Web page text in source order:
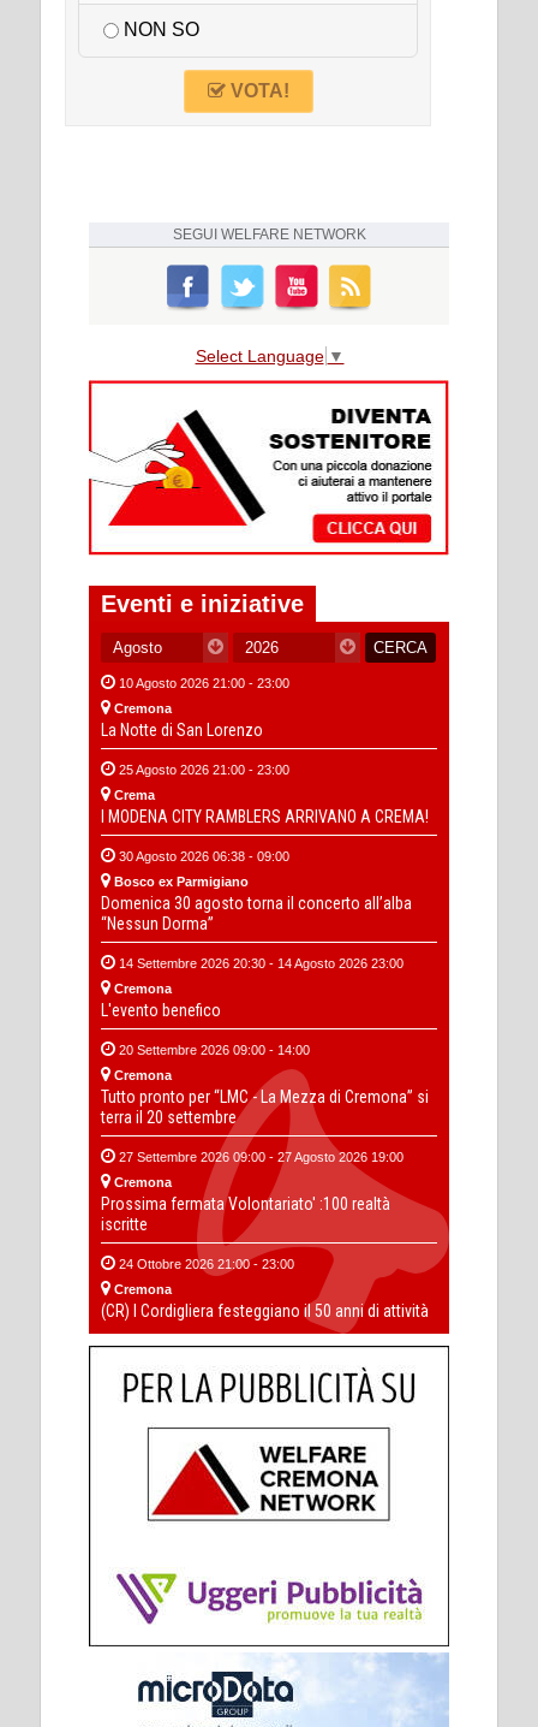
NON SO
VOTA!
SEGUI WELFARE NETWORK
Select Language ▼
Eventi e iniziative
10 Agosto 2026 21:00 - 23:00
Cremona
La Notte di San Lorenzo
25 Agosto 2026 21:00 - 23:00
Crema
I MODENA CITY RAMBLERS ARRIVANO A CREMA!
30 Agosto 2026 06:38 - 09:00
Bosco ex Parmigiano
Domenica 30 agosto torna il concerto all’alba
“Nessun Dorma”
14 Settembre 2026 20:30 - 14 Agosto 2026 23:00
Cremona
L'evento benefico
20 Settembre 2026 09:00 - 14:00
Cremona
Tutto pronto per “LMC - La Mezza di Cremona” si
terra il 20 settembre
27 Settembre 2026 09:00 - 27 Agosto 2026 19:00
Cremona
Prossima fermata Volontariato' :100 realtà
iscritte
24 Ottobre 2026 21:00 - 23:00
Cremona
(CR) I Cordigliera festeggiano il 50 anni di attività